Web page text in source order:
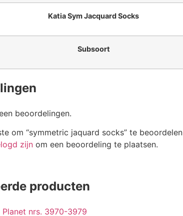
Katia Sym Jacquard Socks
Subsoort
beoordelingen.
om “symmetric jaquard socks” te beoordelen
zijn om een beoordeling te plaatsen.
producten